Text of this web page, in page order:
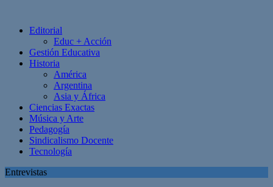
Editorial
Educ + Acción
Gestión Educativa
Historia
América
Argentina
Asia y África
Ciencias Exactas
Música y Arte
Pedagogía
Sindicalismo Docente
Tecnología
Entrevistas